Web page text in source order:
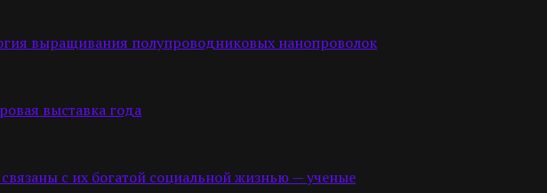
выращивания полупроводниковых нанопроволок
выставка года
с их богатой социальной жизнью — ученые